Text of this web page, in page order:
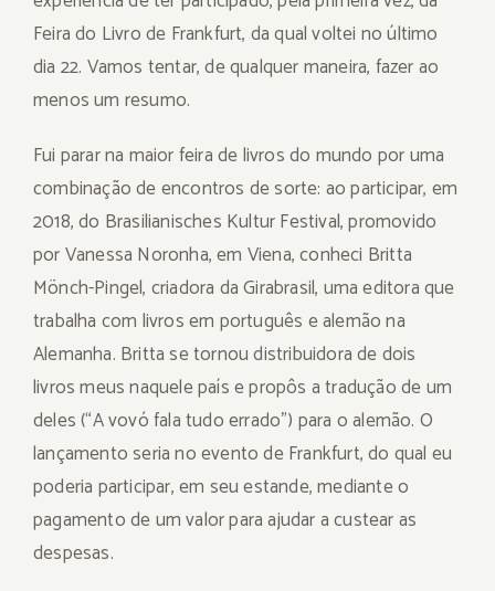
Feira do Livro de Frankfurt, da qual voltei no último
dia 22. Vamos tentar, de qualquer maneira, fazer ao
menos um resumo.
Fui parar na maior feira de livros do mundo por uma
combinação de encontros de sorte: ao participar, em
2018, do Brasilianisches Kultur Festival, promovido
por Vanessa Noronha, em Viena, conheci Britta
Mönch-Pingel, criadora da Girabrasil, uma editora que
trabalha com livros em português e alemão na
Alemanha. Britta se tornou distribuidora de dois
livros meus naquele país e propôs a tradução de um
deles (“A vovó fala tudo errado”) para o alemão. O
lançamento seria no evento de Frankfurt, do qual eu
poderia participar, em seu estande, mediante o
pagamento de um valor para ajudar a custear as
despesas.